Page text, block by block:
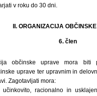
v roku do 30 dni.
II. ORGANIZACIJA
6. člen
občinske uprave mora biti
uprave ter upravnim in
Zagotavljati mora:
učinkovito, racionalno in